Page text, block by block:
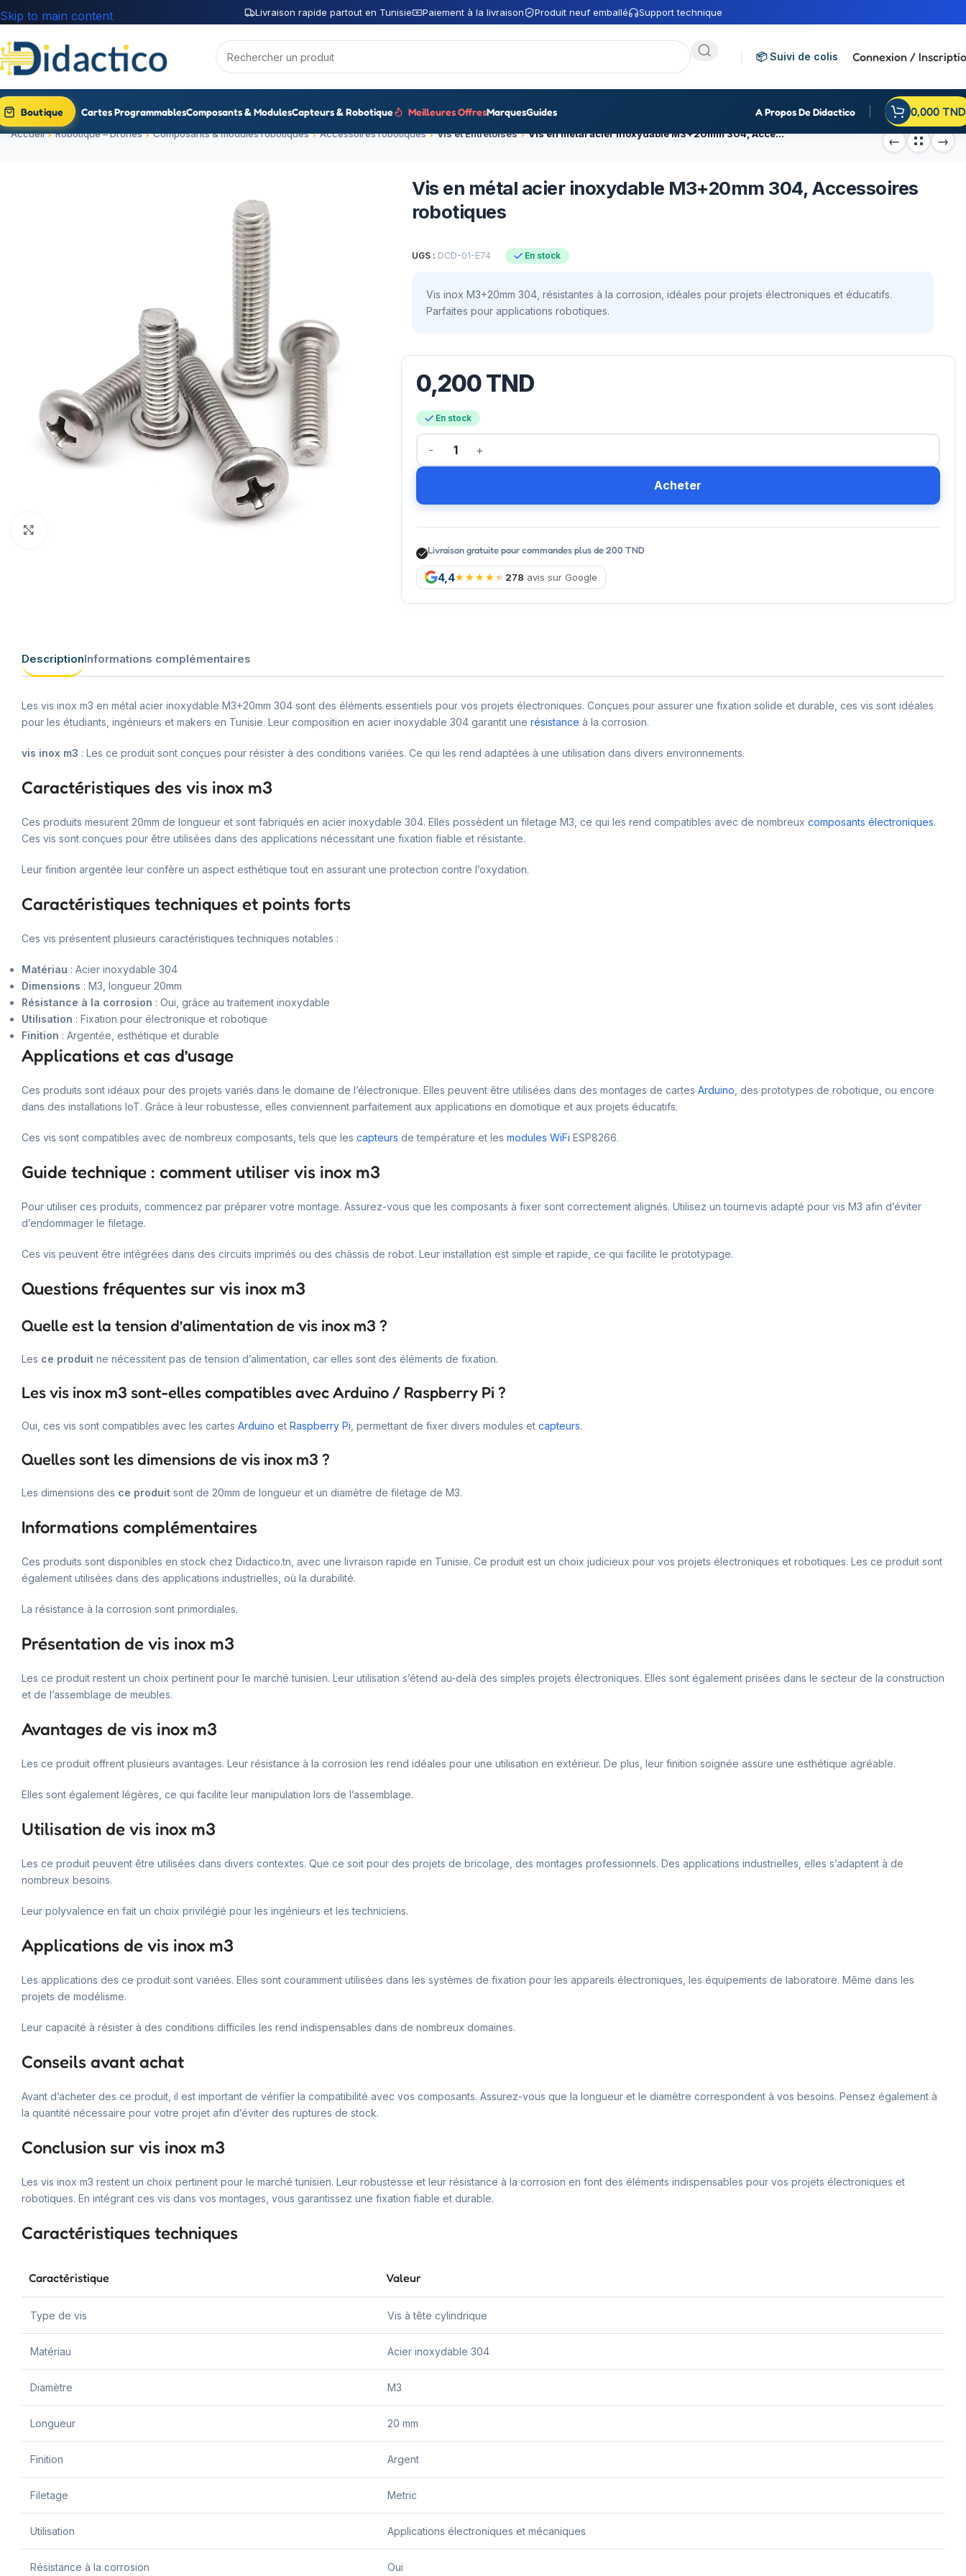
Livraison rapide partout en Tunisie Paiement à la livraison Produit neuf emballé Support technique
Skip to main content
📦 Suivi de colis Connexion /
Boutique Cartes ProgrammablesComposants & ModulesCapteurs & Robotique Meilleures OffresMarquesGuides A Propos De Didactico 0,000 TND
Accueil Robotique – Drones Composants & modules robotiques Accessoires robotiques Vis et Entretoises Vis en métal acier inoxydable M3+20mm 304, Accessoires robotiques
Vis en métal acier inoxydable M3+20mm 304, Accessoires
robotiques
UGS : DCD-01-E74 En stock
Vis inox M3+20mm 304, résistantes à la corrosion, idéales pour projets électroniques et éducatifs.
Parfaites pour applications robotiques.
0,200TND
En stock
Acheter
Livraison gratuite pour commandes plus de 200 TND
4,4 278 avis sur Google
DescriptionInformations complémentaires
Les vis inox m3 en métal acier inoxydable M3+20mm 304 sont des éléments essentiels pour vos projets électroniques. Conçues pour assurer une fixation solide et durable, ces vis sont idéales
pour les étudiants, ingénieurs et makers en Tunisie. Leur composition en acier inoxydable 304 garantit une résistance à la corrosion.
vis inox m3 : Les ce produit sont conçues pour résister à des conditions variées. Ce qui les rend adaptées à une utilisation dans divers environnements.
Caractéristiques des vis inox m3
Ces produits mesurent 20mm de longueur et sont fabriqués en acier inoxydable 304. Elles possèdent un filetage M3, ce qui les rend compatibles avec de nombreux composants électroniques.
Ces vis sont conçues pour être utilisées dans des applications nécessitant une fixation fiable et résistante.
Leur finition argentée leur confère un aspect esthétique tout en assurant une protection contre l’oxydation.
Caractéristiques techniques et points forts
Ces vis présentent plusieurs caractéristiques techniques notables :
Matériau : Acier inoxydable 304
Dimensions : M3, longueur 20mm
Résistance à la corrosion : Oui, grâce au traitement inoxydable
Utilisation : Fixation pour électronique et robotique
Finition : Argentée, esthétique et durable
Applications et cas d’usage
Ces produits sont idéaux pour des projets variés dans le domaine de l’électronique. Elles peuvent être utilisées dans des montages de cartes Arduino , des prototypes de robotique, ou encore
dans des installations IoT. Grâce à leur robustesse, elles conviennent parfaitement aux applications en domotique et aux projets éducatifs.
Ces vis sont compatibles avec de nombreux composants, tels que les capteurs de température et les modules WiFi ESP8266.
Guide technique : comment utiliser vis inox m3
Pour utiliser ces produits, commencez par préparer votre montage. Assurez-vous que les composants à fixer sont correctement alignés. Utilisez un tournevis adapté pour vis M3 afin d’éviter
d’endommager le filetage.
Ces vis peuvent être intégrées dans des circuits imprimés ou des châssis de robot. Leur installation est simple et rapide, ce qui facilite le prototypage.
Questions fréquentes sur vis inox m3
Quelle est la tension d’alimentation de vis inox m3 ?
Les ce produit ne nécessitent pas de tension d’alimentation, car elles sont des éléments de fixation.
Les vis inox m3 sont-elles compatibles avec Arduino / Raspberry Pi ?
Oui, ces vis sont compatibles avec les cartes Arduino et Raspberry Pi , permettant de fixer divers modules et capteurs.
Quelles sont les dimensions de vis inox m3 ?
Les dimensions des ce produit sont de 20mm de longueur et un diamètre de filetage de M3.
Informations complémentaires
Ces produits sont disponibles en stock chez Didactico.tn, avec une livraison rapide en Tunisie. Ce produit est un choix judicieux pour vos projets électroniques et robotiques. Les ce produit sont
également utilisées dans des applications industrielles, où la durabilité.
La résistance à la corrosion sont primordiales.
Présentation de vis inox m3
Les ce produit restent un choix pertinent pour le marché tunisien. Leur utilisation s’étend au-delà des simples projets électroniques. Elles sont également prisées dans le secteur de la construction
et de l’assemblage de meubles.
Avantages de vis inox m3
Les ce produit offrent plusieurs avantages. Leur résistance à la corrosion les rend idéales pour une utilisation en extérieur. De plus, leur finition soignée assure une esthétique agréable.
Elles sont également légères, ce qui facilite leur manipulation lors de l’assemblage.
Utilisation de vis inox m3
Les ce produit peuvent être utilisées dans divers contextes. Que ce soit pour des projets de bricolage, des montages professionnels. Des applications industrielles, elles s’adaptent à de
nombreux besoins.
Leur polyvalence en fait un choix privilégié pour les ingénieurs et les techniciens.
Applications de vis inox m3
Les applications des ce produit sont variées. Elles sont couramment utilisées dans les systèmes de fixation pour les appareils électroniques, les équipements de laboratoire. Même dans les
projets de modélisme.
Leur capacité à résister à des conditions difficiles les rend indispensables dans de nombreux domaines.
Conseils avant achat
Avant d’acheter des ce produit, il est important de vérifier la compatibilité avec vos composants. Assurez-vous que la longueur et le diamètre correspondent à vos besoins. Pensez également à
la quantité nécessaire pour votre projet afin d’éviter des ruptures de stock.
Conclusion sur vis inox m3
Les vis inox m3 restent un choix pertinent pour le marché tunisien. Leur robustesse et leur résistance à la corrosion en font des éléments indispensables pour vos projets électroniques et
robotiques. En intégrant ces vis dans vos montages, vous garantissez une fixation fiable et durable.
Caractéristiques techniques
Caractéristique Valeur
Type de vis Vis à tête cylindrique
Matériau Acier inoxydable 304
Diamètre M3
Longueur 20 mm
Finition Argent
Filetage Metric
Utilisation Applications électroniques et mécaniques
Résistance à la corrosion Oui